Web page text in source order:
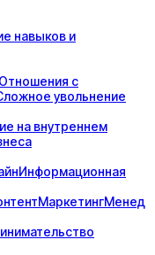
навыков и
Отношения с
увольнение
на внутреннем
Информационная
МаркетингМенед